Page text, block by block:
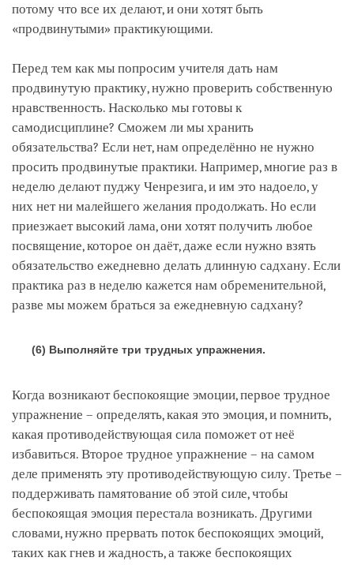
потому что все их делают, и они хотят быть
«продвинутыми» практикующими.
Перед тем как мы попросим учителя дать нам
продвинутую практику, нужно проверить собственную
нравственность. Насколько мы готовы к
самодисциплине? Сможем ли мы хранить
обязательства? Если нет, нам определённо не нужно
просить продвинутые практики. Например, многие раз в
неделю делают пуджу Ченрезига, и им это надоело, у
них нет ни малейшего желания продолжать. Но если
приезжает высокий лама, они хотят получить любое
посвящение, которое он даёт, даже если нужно взять
обязательство ежедневно делать длинную садхану. Если
практика раз в неделю кажется нам обременительной,
разве мы можем браться за ежедневную садхану?
(6) Выполняйте три трудных упражнения.
Когда возникают беспокоящие эмоции, первое трудное
упражнение – определять, какая это эмоция, и помнить,
какая противодействующая сила поможет от неё
избавиться. Второе трудное упражнение – на самом
деле применять эту противодействующую силу. Третье –
поддерживать памятование об этой силе, чтобы
беспокоящая эмоция перестала возникать. Другими
словами, нужно прервать поток беспокоящих эмоций,
таких как гнев и жадность, а также беспокоящих